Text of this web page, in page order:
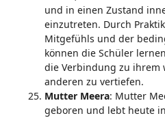
und in einen Zustand
einzutreten. Durch
Mitgefühls und der
können die Schüler
die Verbindung zu ihrem
anderen zu vertiefen.
Mutter Meera: Mutter
geboren und lebt heute